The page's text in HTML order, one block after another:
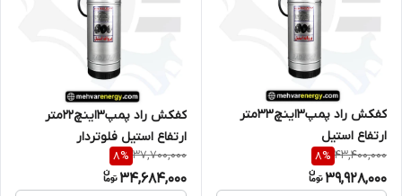
کفکش راد پمپ3اینچ33متر
ارتفاع استیل
43,400,000
8%
39,928,000
کفکش راد پمپ3اینچ22متر
ارتفاع استیل فلوتردار
37,700,000
8%
34,684,000